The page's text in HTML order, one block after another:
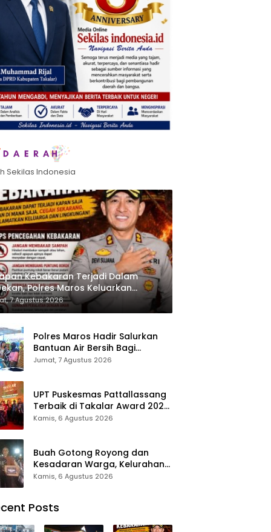
Sekilas Indonesia
Kebakaran Terjadi Dalam
Polres Maros Keluarkan
kepada Masyarakat
7 Agustus 2026
Polres Maros Hadir Salurkan
Bantuan Air Bersih Bagi
Masyarakat Terdampak Krisis
Jumat, 7 Agustus 2026
UPT Puskesmas Pattallassang
Terbaik di Takalar Award 2026,
Bukti Komitmen Hadirkan
Kamis, 6 Agustus 2026
Buah Gotong Royong dan
Kesadaran Warga, Kelurahan
Patte’ne Menjadi Bintang
Kamis, 6 Agustus 2026
Posts